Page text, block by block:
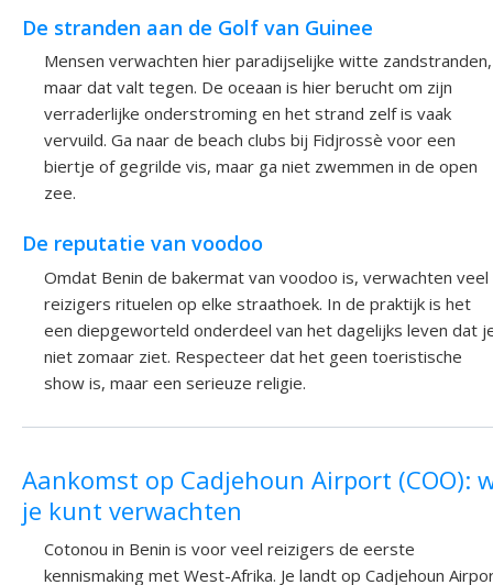
De stranden aan de Golf van Guinee
Mensen verwachten hier paradijselijke witte zandstranden,
maar dat valt tegen. De oceaan is hier berucht om zijn
verraderlijke onderstroming en het strand zelf is vaak
vervuild. Ga naar de beach clubs bij Fidjrossè voor een
biertje of gegrilde vis, maar ga niet zwemmen in de open
zee.
De reputatie van voodoo
Omdat Benin de bakermat van voodoo is, verwachten veel
reizigers rituelen op elke straathoek. In de praktijk is het
een diepgeworteld onderdeel van het dagelijks leven dat
niet zomaar ziet. Respecteer dat het geen toeristische
show is, maar een serieuze religie.
Aankomst op Cadjehoun Airport (COO):
je kunt verwachten
Cotonou in Benin is voor veel reizigers de eerste
kennismaking met West-Afrika. Je landt op Cadjehoun